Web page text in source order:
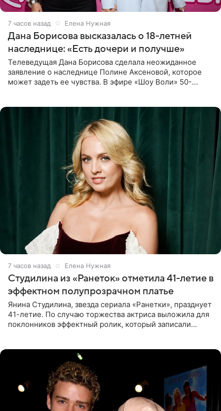
7 часов назад Елена Нужная
Дана Борисова высказалась о 18-летней
наследнице: «Есть дочери и получше»
Телеведущая Дана Борисова сделала неожиданное
заявление о наследнице Полине Аксеновой, которое
может задеть ее чувства. В эфире «Шоу Воли» 50-
7 часов назад Елена Нужная
Студилина из «Ранеток» отметила 41-летие в
эффектном полупрозрачном платье
Янина Студилина, звезда сериала «Ранетки», празднует
41-летие. По случаю торжества актриса выложила для
поклонников эффектный ролик, который записали